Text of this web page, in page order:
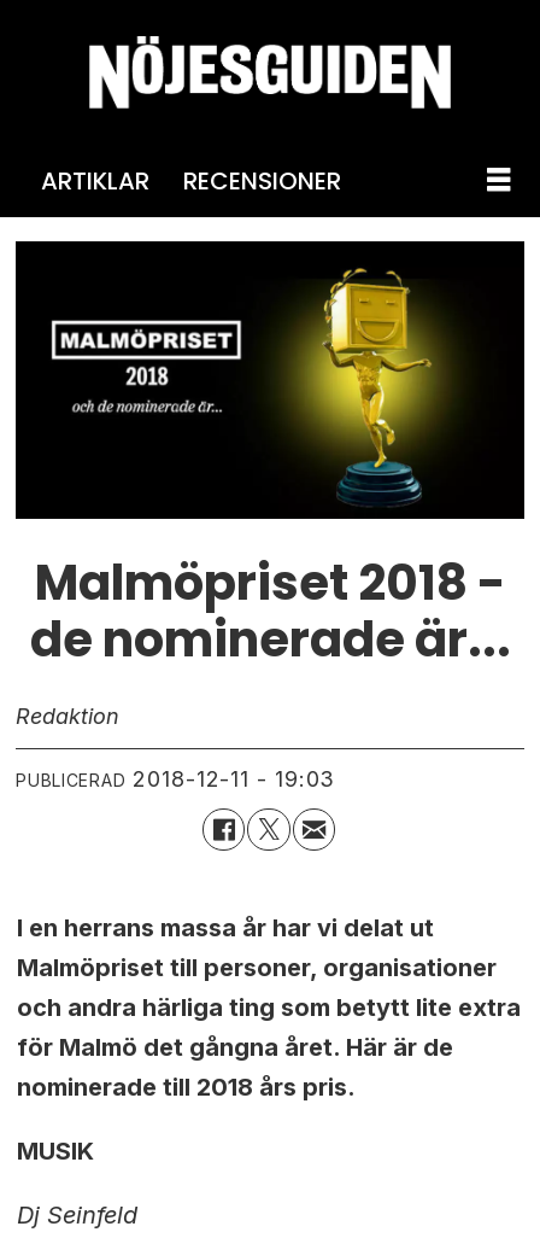
ARTIKLAR RECENSIONER
Malmöpriset 2018 -
de nominerade är...
Redaktion
PUBLICERAD 2018-12-11 - 19:03
I en herrans massa år har vi delat ut
Malmöpriset till personer, organisationer
och andra härliga ting som betytt lite extra
för Malmö det gångna året. Här är de
nominerade till 2018 års pris.
MUSIK
Dj Seinfeld